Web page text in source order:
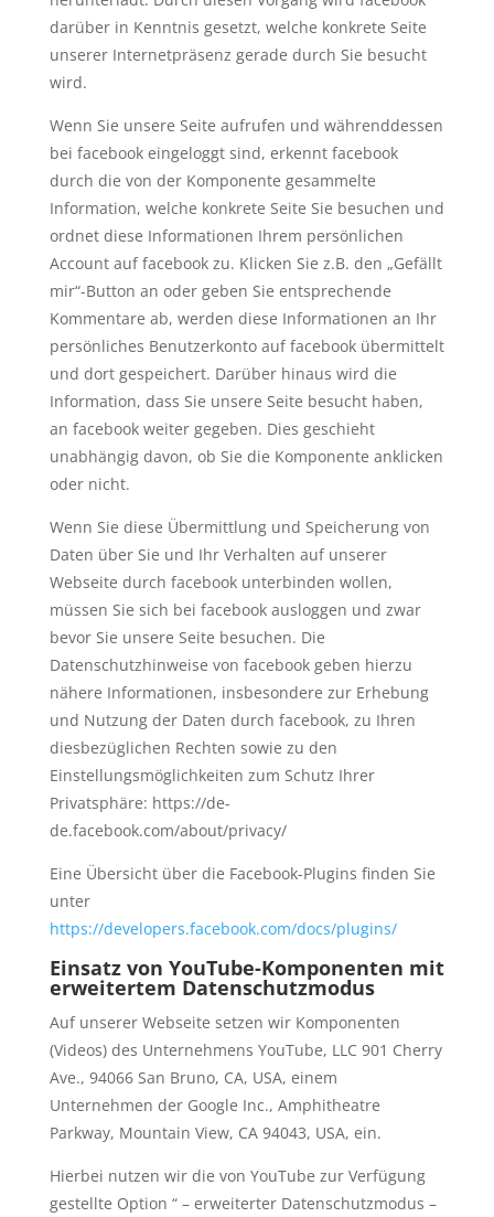
darüber in Kenntnis gesetzt, welche konkrete Seite
unserer Internetpräsenz gerade durch Sie besucht
wird.
Wenn Sie unsere Seite aufrufen und währenddessen
bei facebook eingeloggt sind, erkennt facebook
durch die von der Komponente gesammelte
Information, welche konkrete Seite Sie besuchen und
ordnet diese Informationen Ihrem persönlichen
Account auf facebook zu. Klicken Sie z.B. den „Gefällt
mir“-Button an oder geben Sie entsprechende
Kommentare ab, werden diese Informationen an Ihr
persönliches Benutzerkonto auf facebook übermittelt
und dort gespeichert. Darüber hinaus wird die
Information, dass Sie unsere Seite besucht haben,
an facebook weiter gegeben. Dies geschieht
unabhängig davon, ob Sie die Komponente anklicken
oder nicht.
Wenn Sie diese Übermittlung und Speicherung von
Daten über Sie und Ihr Verhalten auf unserer
Webseite durch facebook unterbinden wollen,
müssen Sie sich bei facebook ausloggen und zwar
bevor Sie unsere Seite besuchen. Die
Datenschutzhinweise von facebook geben hierzu
nähere Informationen, insbesondere zur Erhebung
und Nutzung der Daten durch facebook, zu Ihren
diesbezüglichen Rechten sowie zu den
Einstellungsmöglichkeiten zum Schutz Ihrer
Privatsphäre: https://de-
de.facebook.com/about/privacy/
Eine Übersicht über die Facebook-Plugins finden Sie
unter
https://developers.facebook.com/docs/plugins/
Einsatz von YouTube-Komponenten mit
erweitertem Datenschutzmodus
Auf unserer Webseite setzen wir Komponenten
(Videos) des Unternehmens YouTube, LLC 901 Cherry
Ave., 94066 San Bruno, CA, USA, einem
Unternehmen der Google Inc., Amphitheatre
Parkway, Mountain View, CA 94043, USA, ein.
Hierbei nutzen wir die von YouTube zur Verfügung
gestellte Option “ – erweiterter Datenschutzmodus –